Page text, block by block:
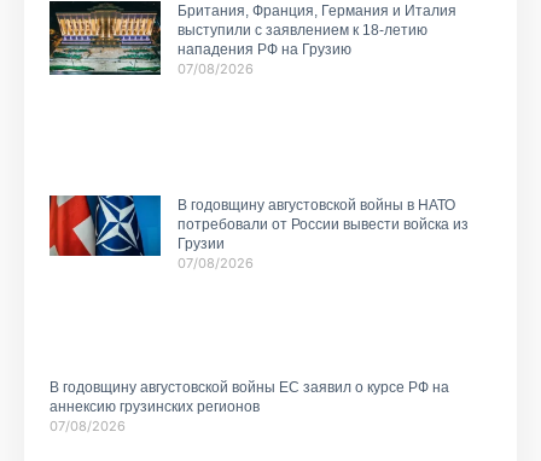
Британия, Франция, Германия и Италия
выступили с заявлением к 18-летию
нападения РФ на Грузию
07/08/2026
В годовщину августовской войны в НАТО
потребовали от России вывести войска из
Грузии
07/08/2026
В годовщину августовской войны ЕС заявил о курсе РФ на
аннексию грузинских регионов
07/08/2026